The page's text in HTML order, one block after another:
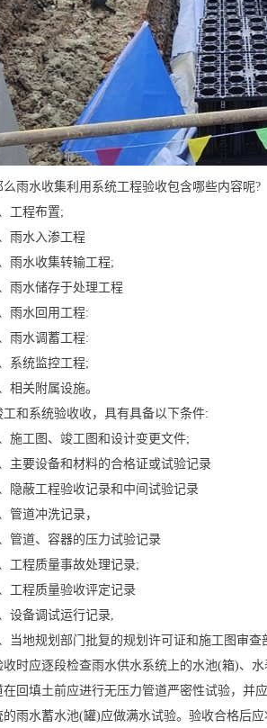
么雨水收集利用系统工程验收包含哪些内容呢?
工程布置;
雨水入渗工程
雨水收集转输工程;
雨水储存于处理工程
雨水回用工程:
雨水调蓄工程:
系统监控工程;
相关附属设施。
工和系统验收收，具有具备以下条件:
施工图、竣工图和设计变更文件;
主要设备和材料的合格证或试验记录
隐蔽工程验收记录和中间试验记录
管道冲洗记录，
管道、容器的压力试验记录
工程质量事故处理记录;
工程质量验收评定记录
设备调试运行记录,
当地规划部门批复的规划许可证和施工图审查
收时应逐段检查雨水供水系统上的水池(箱)、
在回填土前应进行无压力管道严密性试验，并
的雨水蓄水池(罐)应做满水试验。验收合格后